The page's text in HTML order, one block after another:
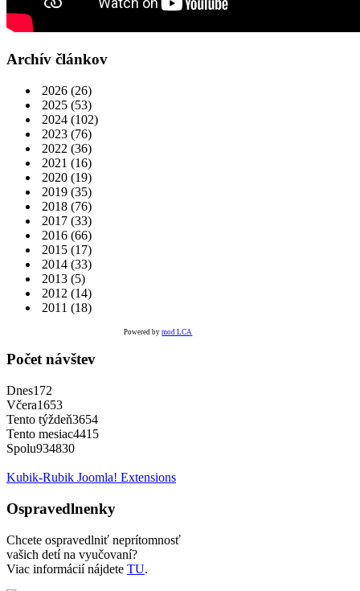
Archív článkov
2026 (26)
2025 (53)
2024 (102)
2023 (76)
2022 (36)
2021 (16)
2020 (19)
2019 (35)
2018 (76)
2017 (33)
2016 (66)
2015 (17)
2014 (33)
2013 (5)
2012 (14)
2011 (18)
Powered bymod LCA
Počet návštev
Dnes172
Včera1653
Tento týždeň3654
Tento mesiac4415
Spolu934830
Kubik-Rubik Joomla! Extensions
Ospravedlnenky
Chcete ospravedlniť neprítomnosť
vašich detí na vyučovaní?
Viac informácií nájdete TU.